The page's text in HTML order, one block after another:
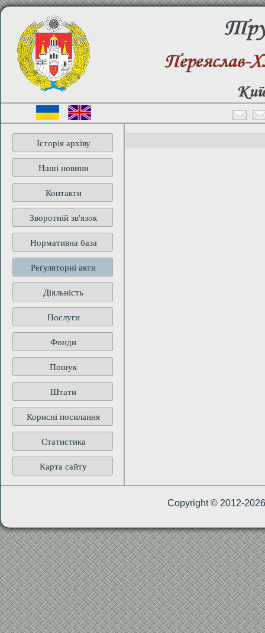
Переяслав-
Історія архіву
Наші новини
Контакти
Зворотній зв'язок
Нормативна база
Регуляторні акти
Діяльність
Послуги
Фонди
Пошук
Штати
Корисні посилання
Статистика
Карта сайту
Copyright © 2012-